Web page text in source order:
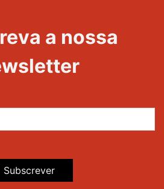
a nossa
Subscrever